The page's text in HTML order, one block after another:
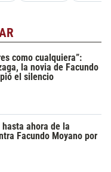
como cualquiera”:
la novia de Facundo
el silencio
hasta ahora de la
Facundo Moyano por